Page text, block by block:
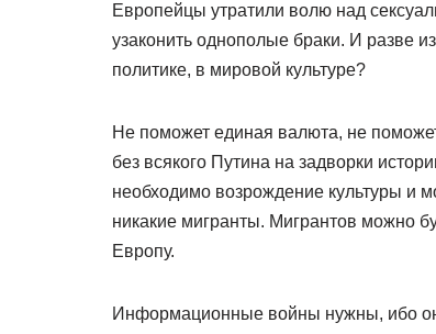
Европейцы утратили волю над
узаконить однополые браки. И разве
политике, в мировой культуре?
Не поможет единая валюта, не
без всякого Путина на задворки
необходимо возрождение культуры и
никакие мигранты. Мигрантов можно
Европу.
Информационные войны нужны, ибо